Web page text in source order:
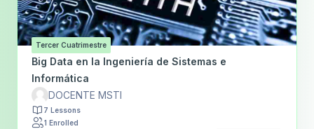
Tercer Cuatrimestre
Big Data en la Ingeniería de Sistemas e
Informática
DOCENTE MSTI
7 Lessons
1 Enrolled